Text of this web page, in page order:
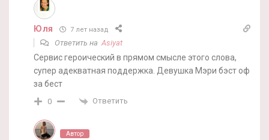
Юля 7 лет назад
Ответить наAsiyat
Сервис героический в прямом смысле этого слова,
супер адекватная поддержка. Девушка Мэри бэст оф
за бест
0 Ответить
Автор